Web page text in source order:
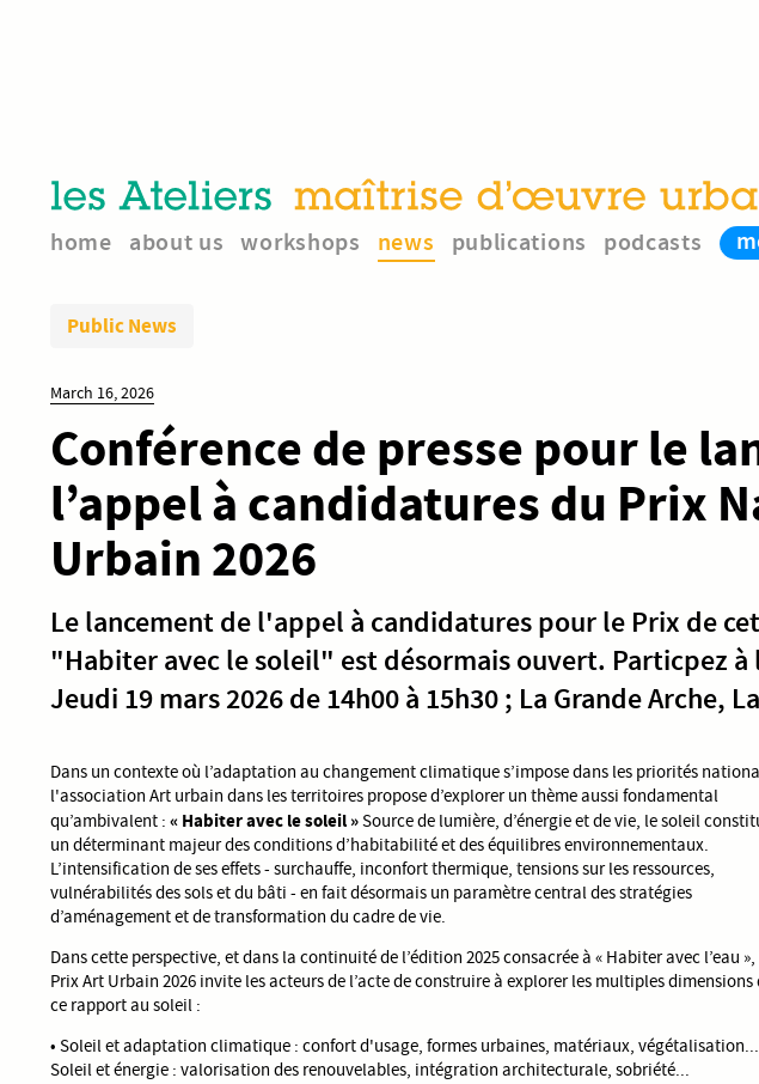
home about us workshops news publications podcasts
Public News
March 16, 2026
Conférence de presse pour le
l’appel à candidatures du Prix
Urbain 2026
Le lancement de l'appel à candidatures pour le Prix de
"Habiter avec le soleil" est désormais ouvert. Particpez à
Jeudi 19 mars 2026 de 14h00 à 15h30 ; La Grande Arche,
Dans un contexte où l’adaptation au changement climatique s’impose dans les priorités
l'association Art urbain dans les territoires propose d’explorer un thème aussi fondamental
qu’ambivalent : « Habiter avec le soleil »Source de lumière, d’énergie et de vie, le soleil
un déterminant majeur des conditions d’habitabilité et des équilibres environnementaux.
L’intensification de ses effets - surchauffe, inconfort thermique, tensions sur les ressources,
vulnérabilités des sols et du bâti - en fait désormais un paramètre central des stratégies
d’aménagement et de transformation du cadre de vie.
Dans cette perspective, et dans la continuité de l’édition 2025 consacrée à « Habiter avec l’eau
Prix Art Urbain 2026 invite les acteurs de l’acte de construire à explorer les multiples dimensions
ce rapport au soleil :
• Soleil et adaptation climatique : confort d'usage, formes urbaines, matériaux, végétalisation...
Soleil et énergie : valorisation des renouvelables, intégration architecturale, sobriété...